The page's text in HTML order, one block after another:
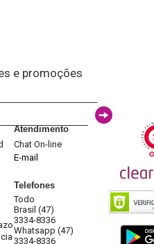
e promoções
Atendimento
Chat On-line
E-mail
Telefones
Todo
Brasil (47)
3334-8336
Whatsapp (47)
3334-8336